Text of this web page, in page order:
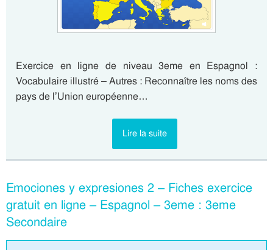
Exercice en ligne de niveau 3eme en Espagnol :
Vocabulaire illustré – Autres : Reconnaître les noms des
pays de l’Union européenne…
Lire la suite
Emociones y expresiones 2 – Fiches exercice
gratuit en ligne – Espagnol – 3eme : 3eme
Secondaire